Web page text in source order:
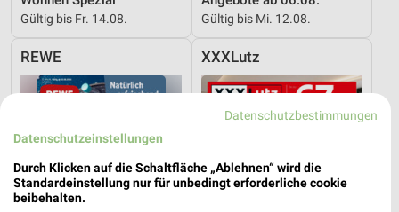
Gültig bis Fr. 14.08. Gültig bis Mi. 12.08.
REWE XXXLutz
Datenschutzbestimmungen
Datenschutzeinstellungen
Durch Klicken auf die Schaltfläche „Ablehnen“ wird die
Standardeinstellung nur für unbedingt erforderliche cookie
beibehalten.